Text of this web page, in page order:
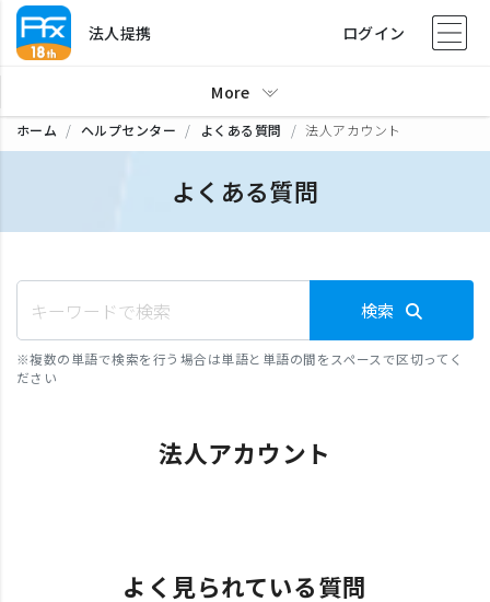
法人提携 ログイン
More
ホーム ヘルプセンター よくある質問 法人アカウント
よくある質問
検索
※複数の単語で検索を行う場合は単語と単語の間をスペースで区切ってく
ださい
法人アカウント
よく見られている質問